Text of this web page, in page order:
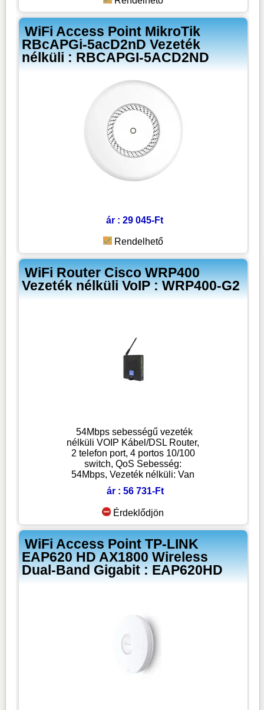
WiFi Access Point MikroTik
RBcAPGi-5acD2nD Vezeték
nélküli : RBCAPGI-5ACD2ND
ár : 29 045-Ft
Rendelhető
WiFi Router Cisco WRP400
Vezeték nélküli VoIP : WRP400-G2
54Mbps sebességű vezeték
nélküli VOIP Kábel/DSL Router,
2 telefon port, 4 portos 10/100
switch, QoS Sebesség:
54Mbps, Vezeték nélküli: Van
ár : 56 731-Ft
Érdeklődjön
WiFi Access Point TP-LINK
EAP620 HD AX1800 Wireless
Dual-Band Gigabit : EAP620HD